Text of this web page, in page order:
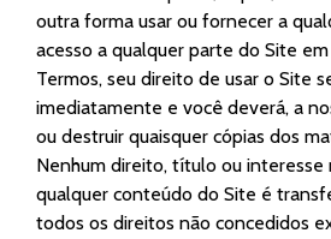
outra forma usar ou fornecer a
acesso a qualquer parte do Site
Termos, seu direito de usar o Site
imediatamente e você deverá, a
ou destruir quaisquer cópias dos
Nenhum direito, título ou interesse
qualquer conteúdo do Site é
todos os direitos não concedidos